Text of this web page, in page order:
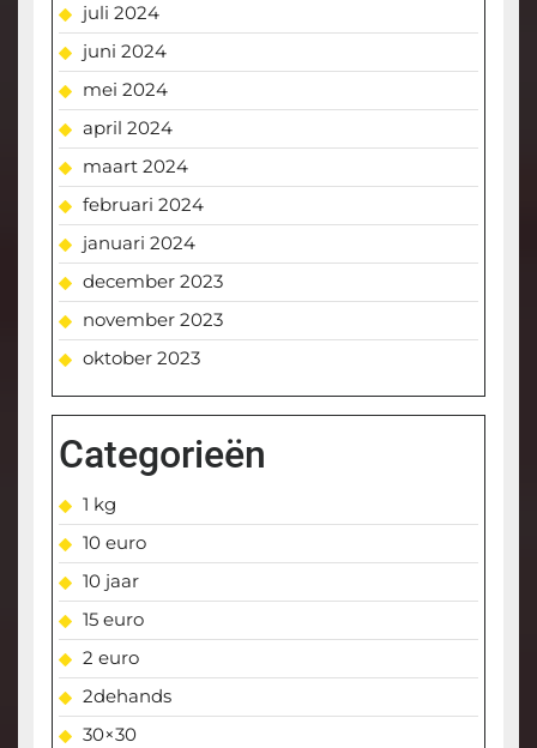
juli 2024
juni 2024
mei 2024
april 2024
maart 2024
februari 2024
januari 2024
december 2023
november 2023
oktober 2023
Categorieën
1 kg
10 euro
10 jaar
15 euro
2 euro
2dehands
30×30